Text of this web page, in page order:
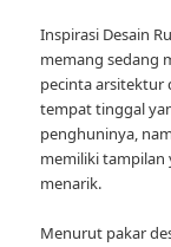
Inspirasi Desain
memang sedang
pecinta arsitektur
tempat tinggal
penghuninya,
memiliki tampilan
menarik.
Menurut pakar